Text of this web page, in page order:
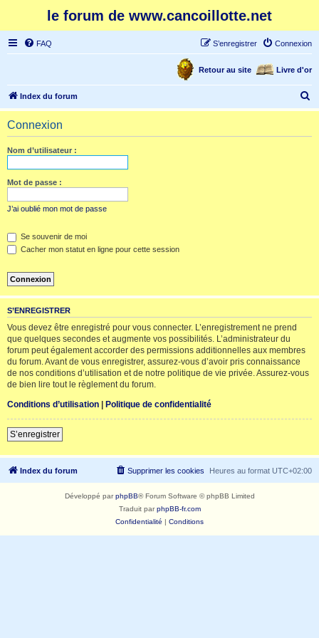
le forum de www.cancoillotte.net
FAQ Connexion
S’enregistrer
Livre d'or
Retour au site
Index du forum
e
Connexion
Nom d’utilisateur :
Mot de passe :
J’ai oublié mon mot de passe
Se souvenir de moi
Cacher mon statut en ligne pour cette session
S’ENREGISTRER
Vous devez être enregistré pour vous connecter. L’enregistrement ne prend
que quelques secondes et augmente vos possibilités. L’administrateur du
forum peut également accorder des permissions additionnelles aux membres
du forum. Avant de vous enregistrer, assurez-vous d’avoir pris connaissance
de nos conditions d’utilisation et de notre politique de vie privée. Assurez-vous
de bien lire tout le règlement du forum.
Conditions d’utilisation | Politique de confidentialité
S’enregistrer
Index du forum Heures au format UTC+02:00
Supprimer les cookies
Développé parphpBB® Forum Software © phpBB Limited
Traduit parphpBB-fr.com
Confidentialité | Conditions